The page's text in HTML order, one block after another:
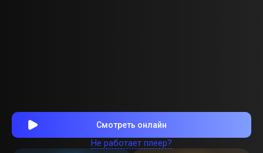
Смотреть онлайн
Не работает плеер?